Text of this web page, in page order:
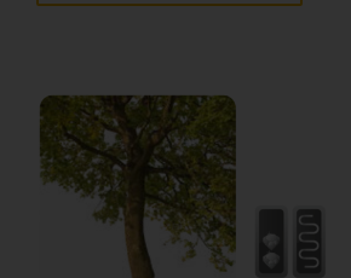
Wertvoll & leistbar
Holz regional aus Europa
Dielen-Optik